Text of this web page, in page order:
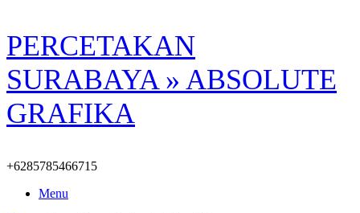
Skip
to
content
PERCETAKAN
SURABAYA » ABSOLUTE
GRAFIKA
+6285785466715
Menu